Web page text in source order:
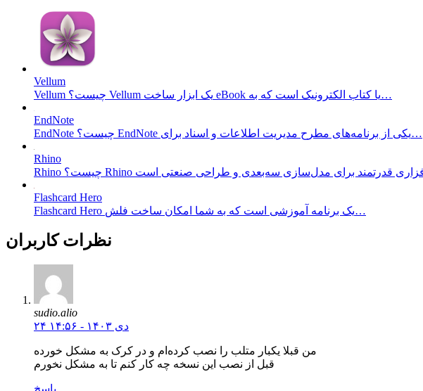
Vellum
Vellum چیست؟ Vellum یک ابزار ساخت eBook یا کتاب الکترونیک است که به…
EndNote
EndNote چیست؟ EndNote یکی از برنامه‌های مطرح مدیریت اطلاعات و اسناد برای…
Rhino
Flashcard Hero
Flashcard Hero یک برنامه آموزشی است که به شما امکان ساخت فلش…
نظرات کاربران
sudio.alio
۲۴ دی ۱۴۰۳ - ۱۴:۵۶
من قبلا یکبار متلب را نصب کرده‌ام و در کرک به مشکل خورده
قبل از نصب این نسخه چه کار کنم تا به مشکل نخورم